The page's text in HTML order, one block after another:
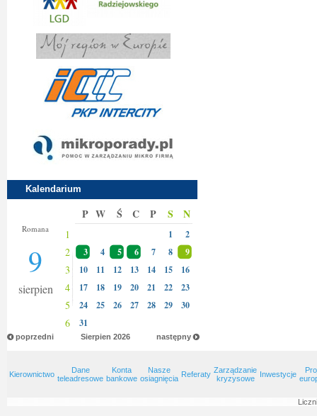
Kalendarium
Romana
9
sierpien
P W Ś C P S N
1 1 2
2 3 4 5 6 7 8 9
3 10 11 12 13 14 15 16
4 17 18 19 20 21 22 23
5 24 25 26 27 28 29 30
6 31
poprzedni następny
Sierpien 2026
Kierownictwo
Dane
teleadresowe
Konta
bankowe
Nasze
osiagnięcia Referaty Zarządzanie
kryzysowe
Inwestycje